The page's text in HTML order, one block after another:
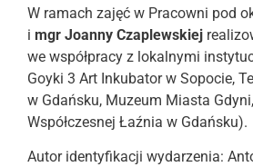
W ramach zajęć w Pracowni pod
i mgr Joanny Czaplewskiej
we współpracy z lokalnymi
Goyki 3 Art Inkubator w Sopocie,
w Gdańsku, Muzeum Miasta
Współczesnej Łaźnia w Gdańsku).
Autor identyfikacji wydarzenia: